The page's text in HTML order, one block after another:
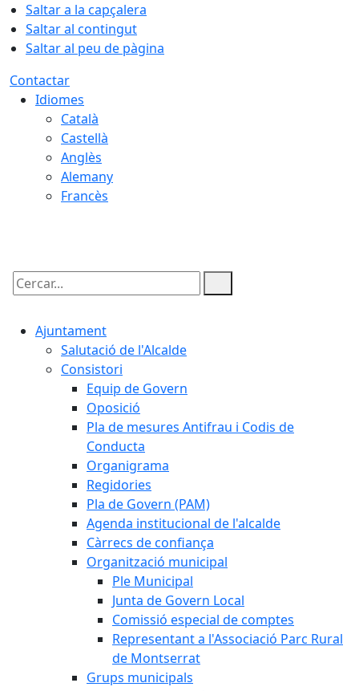
Saltar a la capçalera
Saltar al contingut
Saltar al peu de pàgina
Contactar
Idiomes
Català
Castellà
Anglès
Alemany
Francès
Cercar:
Ajuntament
Salutació de l'Alcalde
Consistori
Equip de Govern
Oposició
Pla de mesures Antifrau i Codis de
Conducta
Organigrama
Regidories
Pla de Govern (PAM)
Agenda institucional de l'alcalde
Càrrecs de confiança
Organització municipal
Ple Municipal
Junta de Govern Local
Comissió especial de comptes
Representant a l'Associació Parc Rural
de Montserrat
Grups municipals